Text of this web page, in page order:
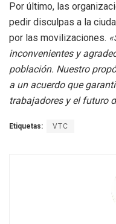
Por último, las
pedir disculpas a la
por las movilizaciones.
inconvenientes y
población. Nuestro
a un acuerdo que
trabajadores y el futuro
Etiquetas: VTC